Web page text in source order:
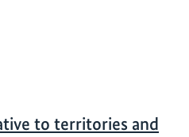
to territories and